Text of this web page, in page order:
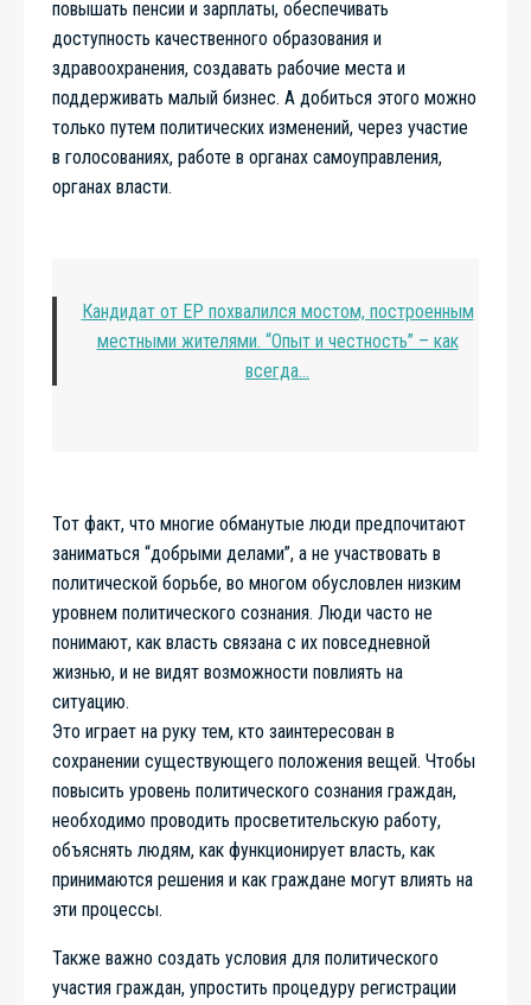
повышать пенсии и зарплаты, обеспечивать
доступность качественного образования и
здравоохранения, создавать рабочие места и
поддерживать малый бизнес. А добиться этого можно
только путем политических изменений, через участие
в голосованиях, работе в органах самоуправления,
органах власти.
Кандидат от ЕР похвалился мостом, построенным
местными жителями. “Опыт и честность” – как
всегда…
Тот факт, что многие обманутые люди предпочитают
заниматься “добрыми делами”, а не участвовать в
политической борьбе, во многом обусловлен низким
уровнем политического сознания. Люди часто не
понимают, как власть связана с их повседневной
жизнью, и не видят возможности повлиять на
ситуацию.
Это играет на руку тем, кто заинтересован в
сохранении существующего положения вещей. Чтобы
повысить уровень политического сознания граждан,
необходимо проводить просветительскую работу,
объяснять людям, как функционирует власть, как
принимаются решения и как граждане могут влиять на
эти процессы.
Также важно создать условия для политического
участия граждан, упростить процедуру регистрации